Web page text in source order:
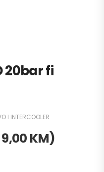
20bar fi
I INTERCOOLER
9,00 KM)